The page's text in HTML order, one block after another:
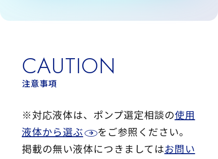
CAUTION
注意事項
※対応液体は、ポンプ選定相談の使用
液体から選ぶ
をご参照ください。
掲載の無い液体につきましてはお問い